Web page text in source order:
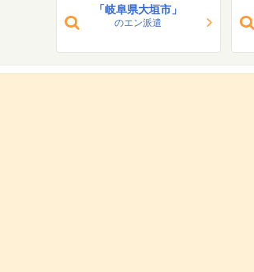
「岐阜県大垣市」
のエン派遣